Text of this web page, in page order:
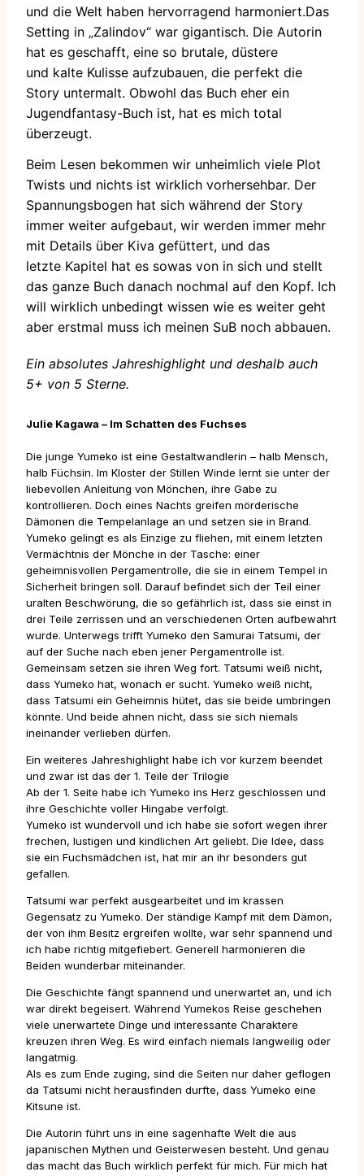
und die Welt haben hervorragend harmoniert.Das
Setting in „Zalindov“ war gigantisch. Die Autorin
hat es geschafft, eine so brutale, düstere
und kalte Kulisse aufzubauen, die perfekt die
Story untermalt. Obwohl das Buch eher ein
Jugendfantasy-Buch ist, hat es mich total
überzeugt.
Beim Lesen bekommen wir unheimlich viele Plot
Twists und nichts ist wirklich vorhersehbar. Der
Spannungsbogen hat sich während der Story
immer weiter aufgebaut, wir werden immer mehr
mit Details über Kiva gefüttert, und das
letzte Kapitel hat es sowas von in sich und stellt
das ganze Buch danach nochmal auf den Kopf. Ich
will wirklich unbedingt wissen wie es weiter geht
aber erstmal muss ich meinen SuB noch abbauen.
Ein absolutes Jahreshighlight und deshalb auch
5+ von 5 Sterne.
Julie Kagawa – Im Schatten des Fuchses
Die junge Yumeko ist eine Gestaltwandlerin – halb Mensch,
halb Füchsin. Im Kloster der Stillen Winde lernt sie unter der
liebevollen Anleitung von Mönchen, ihre Gabe zu
kontrollieren. Doch eines Nachts greifen mörderische
Dämonen die Tempelanlage an und setzen sie in Brand.
Yumeko gelingt es als Einzige zu fliehen, mit einem letzten
Vermächtnis der Mönche in der Tasche: einer
geheimnisvollen Pergamentrolle, die sie in einem Tempel in
Sicherheit bringen soll. Darauf befindet sich der Teil einer
uralten Beschwörung, die so gefährlich ist, dass sie einst in
drei Teile zerrissen und an verschiedenen Orten aufbewahrt
wurde. Unterwegs trifft Yumeko den Samurai Tatsumi, der
auf der Suche nach eben jener Pergamentrolle ist.
Gemeinsam setzen sie ihren Weg fort. Tatsumi weiß nicht,
dass Yumeko hat, wonach er sucht. Yumeko weiß nicht,
dass Tatsumi ein Geheimnis hütet, das sie beide umbringen
könnte. Und beide ahnen nicht, dass sie sich niemals
ineinander verlieben dürfen.
Ein weiteres Jahreshighlight habe ich vor kurzem beendet
und zwar ist das der 1. Teile der Trilogie
Ab der 1. Seite habe ich Yumeko ins Herz geschlossen und
ihre Geschichte voller Hingabe verfolgt.
Yumeko ist wundervoll und ich habe sie sofort wegen ihrer
frechen, lustigen und kindlichen Art geliebt. Die Idee, dass
sie ein Fuchsmädchen ist, hat mir an ihr besonders gut
gefallen.
Tatsumi war perfekt ausgearbeitet und im krassen
Gegensatz zu Yumeko. Der ständige Kampf mit dem Dämon,
der von ihm Besitz ergreifen wollte, war sehr spannend und
ich habe richtig mitgefiebert. Generell harmonieren die
Beiden wunderbar miteinander.
Die Geschichte fängt spannend und unerwartet an, und ich
war direkt begeisert. Während Yumekos Reise geschehen
viele unerwartete Dinge und interessante Charaktere
kreuzen ihren Weg. Es wird einfach niemals langweilig oder
langatmig.
Als es zum Ende zuging, sind die Seiten nur daher geflogen
da Tatsumi nicht herausfinden durfte, dass Yumeko eine
Kitsune ist.
Die Autorin führt uns in eine sagenhafte Welt die aus
japanischen Mythen und Geisterwesen besteht. Und genau
das macht das Buch wirklich perfekt für mich. Für mich hat